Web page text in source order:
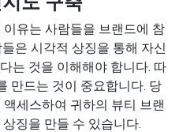
유는 사람들을 브랜드에 참
은 시각적 상징을 통해 자신
는 것을 이해해야 합니다. 따
만드는 것이 중요합니다. 당
세스하여 귀하의 뷰티 브랜
징을 만들 수 있습니다.